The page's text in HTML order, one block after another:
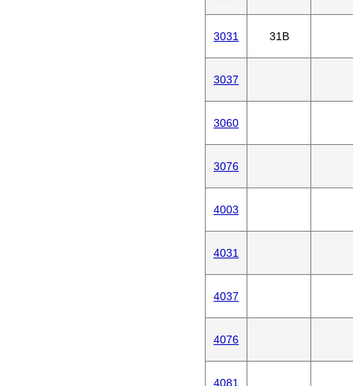
3031 31B
3037
3060
3076
4003
4031
4037
4076
4081